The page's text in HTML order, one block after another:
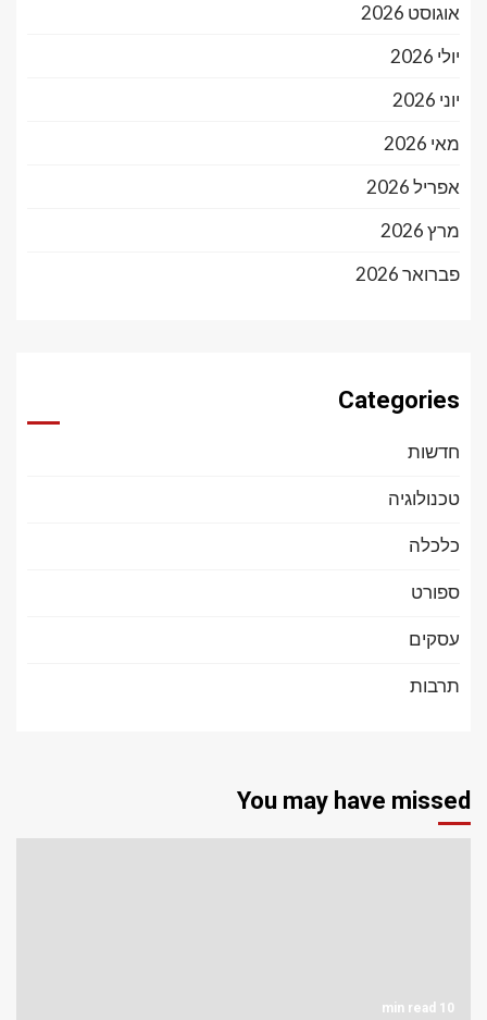
אוגוסט 2026
יולי 2026
יוני 2026
מאי 2026
אפריל 2026
מרץ 2026
פברואר 2026
Categories
חדשות
טכנולוגיה
כלכלה
ספורט
עסקים
תרבות
You may have missed
10 min read